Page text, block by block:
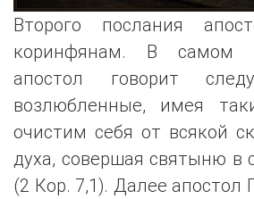
Второго послания
коринфянам. В самом
апостол говорит
возлюбленные, имея
очистим себя от всякой
духа, совершая святыню в
(2 Кор. 7,1). Далее апостол